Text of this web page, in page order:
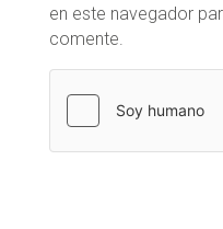
en este navegador
comente.